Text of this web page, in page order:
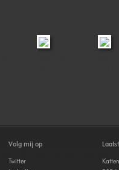
Volg mij op
Twitter